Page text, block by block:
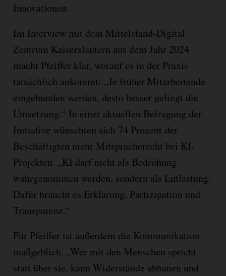
Innovationen.
Im Interview mit dem Mittelstand-Digital
Zentrum Kaiserslautern aus dem Jahr 2024
macht Pfeiffer klar, worauf es in der Praxis
tatsächlich ankommt: „Je früher Mitarbeitende
eingebunden werden, desto besser gelingt die
Umsetzung.“ In einer aktuellen Befragung der
Initiative wünschten sich 74 Prozent der
Beschäftigten mehr Mitspracherecht bei KI-
Projekten. „KI darf nicht als Bedrohung
wahrgenommen werden, sondern als Entlastung.
Dafür braucht es Erklärung, Partizipation und
Transparenz.“
Für Pfeiffer ist außerdem die Kommunikation
maßgeblich. „Wer mit den Menschen spricht
statt über sie, kann Widerstände abbauen und